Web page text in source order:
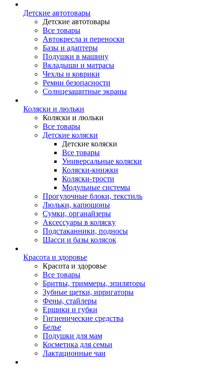
Детские автотовары
Детские автотовары
Все товары
Автокресла и переноски
Базы и адаптеры
Подушки в машину
Вкладыши и матрасы
Чехлы и коврики
Ремни безопасности
Солнцезащитные экраны
Коляски и люльки
Коляски и люльки
Все товары
Детские коляски
Детские коляски
Все товары
Универсальные коляски
Коляски-книжки
Коляски-трости
Модульные системы
Прогулочные блоки, текстиль
Люльки, капюшоны
Сумки, органайзеры
Аксессуары в коляску
Подстаканники, подносы
Шасси и базы колясок
Красота и здоровье
Красота и здоровье
Все товары
Бритвы, триммеры, эпиляторы
Зубные щетки, ирригаторы
Фены, стайлеры
Ершики и губки
Гигиенические средства
Белье
Подушки для мам
Косметика для семьи
Лактационные чаи